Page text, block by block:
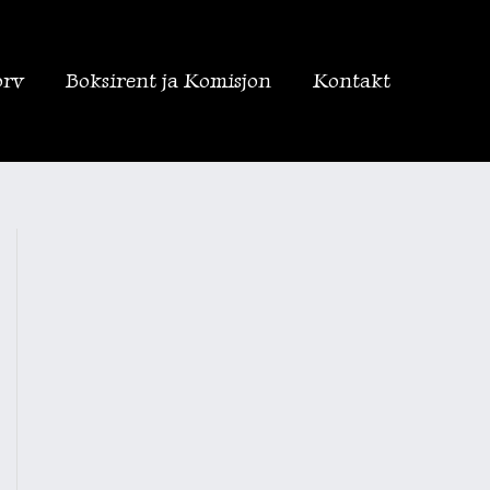
Boksirent ja Komisjon Kontakt